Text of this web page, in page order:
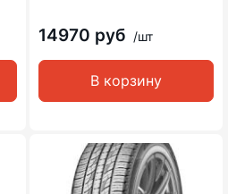
14970 руб /шт
В корзину